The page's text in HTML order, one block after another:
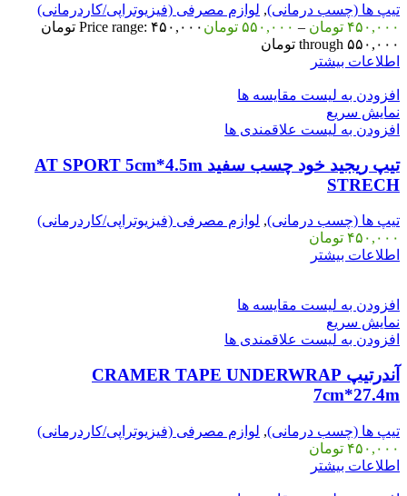
تیپ ها (چسب درمانی), لوازم مصرفی (فیزیوتراپی/کاردرمانی)
۴۵۰,۰۰۰ تومان – ۵۵۰,۰۰۰ تومان
Price range: ۴۵۰,۰۰۰ تومان
through ۵۵۰,۰۰۰ تومان
اطلاعات بیشتر
افزودن به لیست مقایسه ها
نمایش سریع
افزودن به لیست علاقمندی ها
تیپ ریجید خود چسب سفید AT SPORT 5cm*4.5m
STRECH
تیپ ها (چسب درمانی), لوازم مصرفی (فیزیوتراپی/کاردرمانی)
۴۵۰,۰۰۰ تومان
اطلاعات بیشتر
افزودن به لیست مقایسه ها
نمایش سریع
افزودن به لیست علاقمندی ها
آندرتیپ CRAMER TAPE UNDERWRAP
7cm*27.4m
تیپ ها (چسب درمانی), لوازم مصرفی (فیزیوتراپی/کاردرمانی)
۴۵۰,۰۰۰ تومان
اطلاعات بیشتر